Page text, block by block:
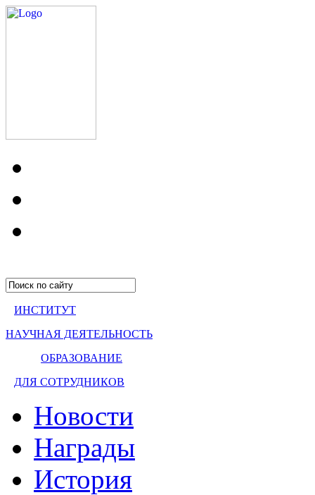
ИНСТИТУТ
НАУЧНАЯ ДЕЯТЕЛЬНОСТЬ
ОБРАЗОВАНИЕ
ДЛЯ СОТРУДНИКОВ
Новости
Награды
История